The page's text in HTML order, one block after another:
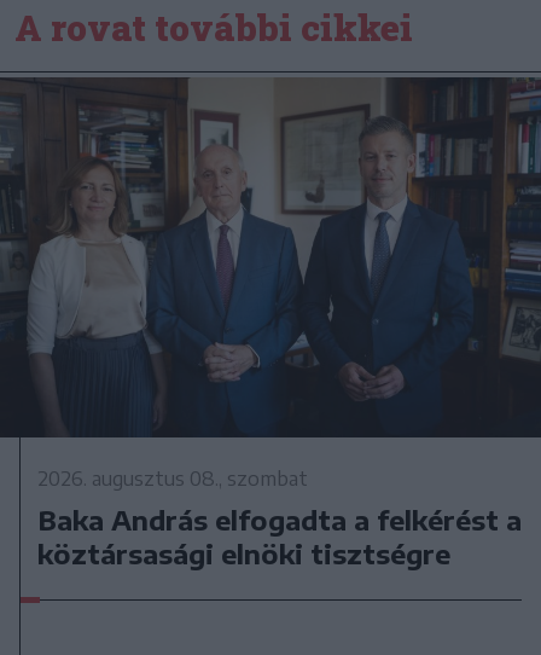
A rovat további cikkei
2026. augusztus 08., szombat
Baka András elfogadta a felkérést a
köztársasági elnöki tisztségre